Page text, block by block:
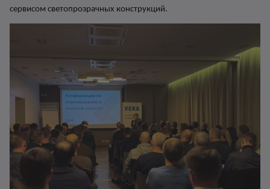
сервисом светопрозрачных конструкций.